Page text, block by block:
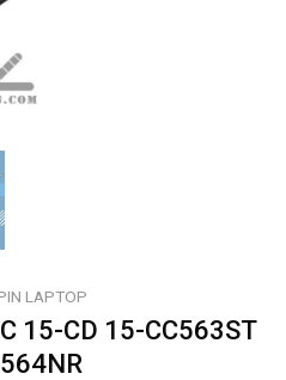
LAPTOP
15-CD 15-CC563ST